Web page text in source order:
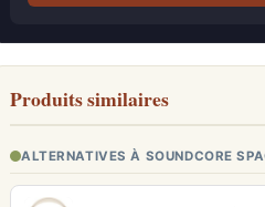
Produits similaires
ALTERNATIVES À SOUNDCORE